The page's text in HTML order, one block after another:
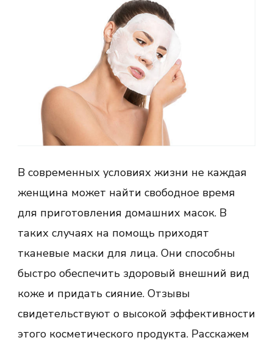
В современных условиях жизни не каждая
женщина может найти свободное время
для приготовления домашних масок. В
таких случаях на помощь приходят
тканевые маски для лица. Они способны
быстро обеспечить здоровый внешний вид
коже и придать сияние. Отзывы
свидетельствуют о высокой эффективности
этого косметического продукта. Расскажем